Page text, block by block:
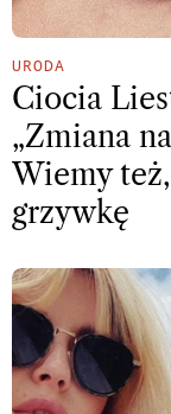
URODA
Ciocia
„Zmiana
Wiemy
grzywkę